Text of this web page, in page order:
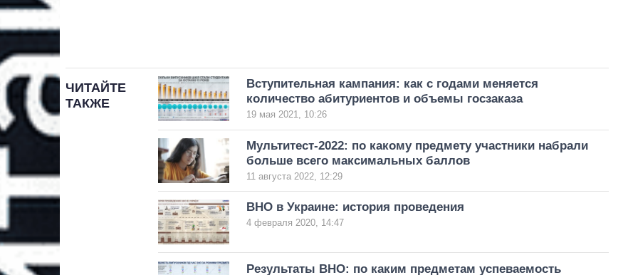
ЧИТАЙТЕ
ТАКЖЕ
Вступительная кампания: как с годами меняется
количество абитуриентов и объемы госзаказа
19 мая 2021, 10:26
Мультитест-2022: по какому предмету участники набрали
больше всего максимальных баллов
11 августа 2022, 12:29
ВНО в Украине: история проведения
4 февраля 2020, 14:47
Результаты ВНО: по каким предметам успеваемость